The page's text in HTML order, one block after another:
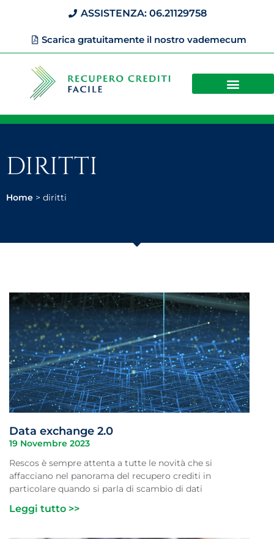
ASSISTENZA: 06.21129758
Scarica gratuitamente il nostro vademecum
DIRITTI
Home > diritti
Data exchange 2.0
19 Novembre 2023
Rescos è sempre attenta a tutte le novità che si
affacciano nel panorama del recupero crediti in
particolare quando si parla di scambio di dati
Leggi tutto >>